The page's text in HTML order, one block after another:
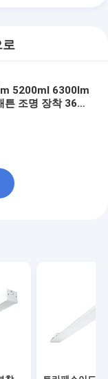
로
5200ml 6300lm
튼 조명 장착 36W